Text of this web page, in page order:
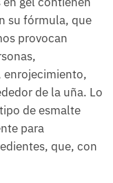
su fórmula, que
provocan
de la uña. Lo
de esmalte
para
que, con